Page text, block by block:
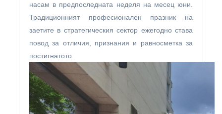
насам в предпоследната неделя на месец юни.
Традиционният професионален празник на
заетите в стратегическия сектор ежегодно става
повод за отличия, признания и равносметка за
постигнатото.